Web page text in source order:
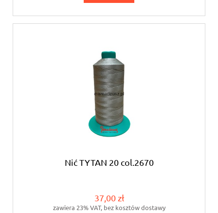
Nić TYTAN 20 col.2670
37,00 zł
zawiera 23% VAT, bez kosztów dostawy